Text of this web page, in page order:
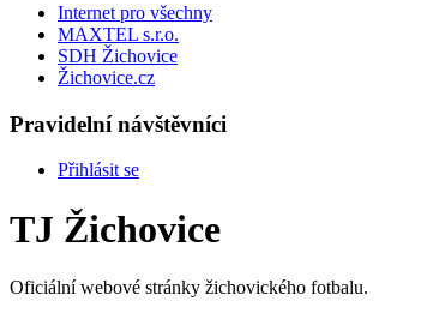
Internet pro všechny
MAXTEL s.r.o.
SDH Žichovice
Žichovice.cz
Pravidelní návštěvníci
Přihlásit se
TJ Žichovice
Oficiální webové stránky žichovického fotbalu.